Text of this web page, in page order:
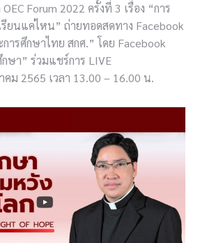
Forum 2022 ครั้งที่ 3 เรื่อง “การ
ยนแค่ไหน” ถ่ายทอดสดทาง Facebook
ารศึกษาไทย สกศ.” โดย Facebook
กษา” ร่วมแชร์การ LIVE
ม 2565 เวลา 13.00 – 16.00 น.